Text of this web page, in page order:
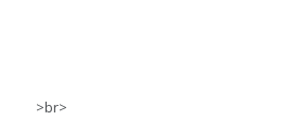
>br>